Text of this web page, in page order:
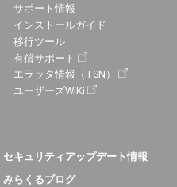
サポート情報
インストールガイド
移行ツール
有償サポート
エラッタ情報（TSN）
ユーザーズWiKi
セキュリティアップデート情報
みらくるブログ